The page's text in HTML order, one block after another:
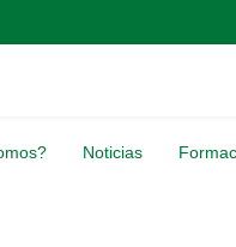
Noticias